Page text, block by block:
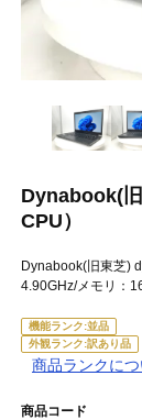
Dynabook(
CPU）
Dynabook(旧東芝)
4.90GHz/メモリ：
機能ランク:並品
外観ランク:訳あり品
商品ランクに
商品コード